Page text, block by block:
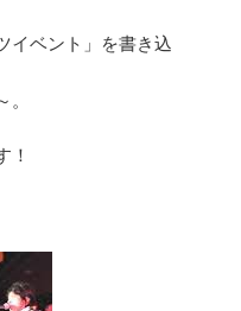
イベント」を書き込
！